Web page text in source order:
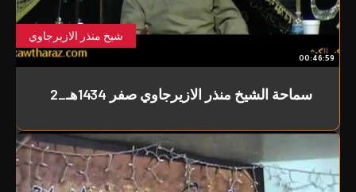
شيخ منذر الازيرجاوي
00:46:59
سماحة الشيخ منذر الازيرجاوي صفر 1434هـ_2